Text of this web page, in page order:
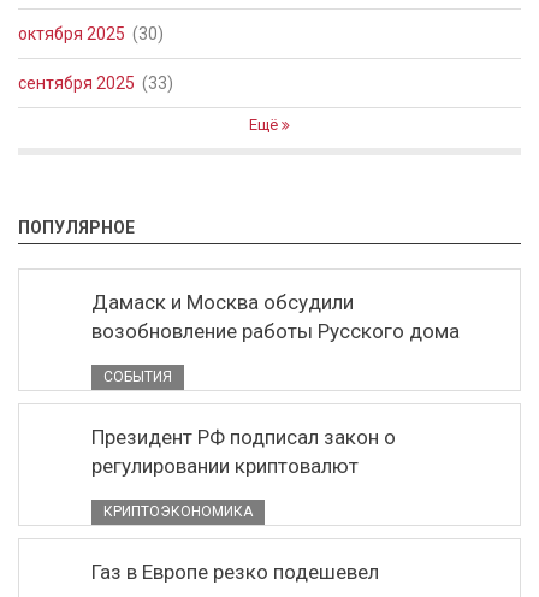
октября 2025 (30)
сентября 2025 (33)
Ещё
ПОПУЛЯРНОЕ
Дамаск и Москва обсудили
возобновление работы Русского дома
СОБЫТИЯ
Президент РФ подписал закон о
регулировании криптовалют
КРИПТОЭКОНОМИКА
Газ в Европе резко подешевел